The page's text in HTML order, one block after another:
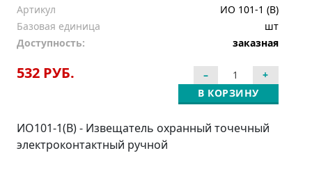
Артикул
ИО 101-1 (В)
Базовая единица
шт
Доступность:
заказная
532 РУБ.
В КОРЗИНУ
ИО101-1(В) - Извещатель охранный точечный
электроконтактный ручной